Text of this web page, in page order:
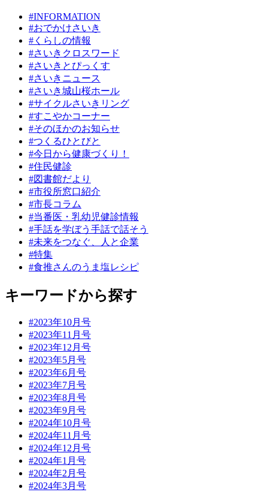
#INFORMATION
#おでかけさいき
#くらしの情報
#さいきクロスワード
#さいきとぴっくす
#さいきニュース
#さいき城山桜ホール
#サイクルさいきリング
#すこやかコーナー
#そのほかのお知らせ
#つくるひとびと
#今日から健康づくり！
#住民健診
#図書館だより
#市役所窓口紹介
#市長コラム
#当番医・乳幼児健診情報
#手話を学ぼう手話で話そう
#未来をつなぐ、人と企業
#特集
#食推さんのうま塩レシピ
キーワードから探す
#2023年10月号
#2023年11月号
#2023年12月号
#2023年5月号
#2023年6月号
#2023年7月号
#2023年8月号
#2023年9月号
#2024年10月号
#2024年11月号
#2024年12月号
#2024年1月号
#2024年2月号
#2024年3月号